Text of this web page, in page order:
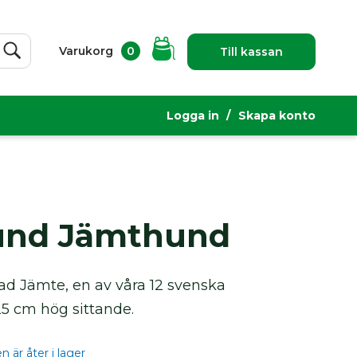
Till kassan
Varukorg 0
Sök
Logga in Skapa konto
Jämthund
Jämte, en av våra 12 svenska
cm hög sittande.
är åter i lager